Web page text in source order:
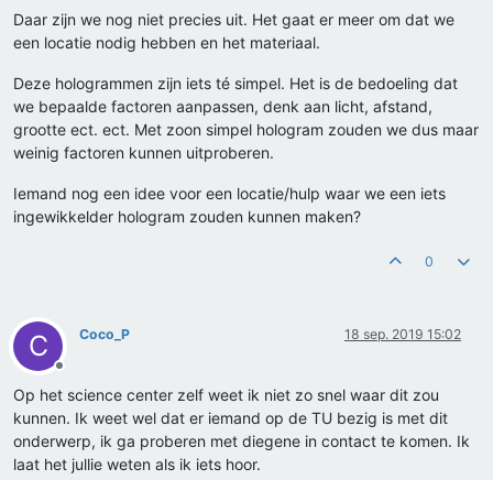
Daar zijn we nog niet precies uit. Het gaat er meer om dat we
een locatie nodig hebben en het materiaal.
Deze hologrammen zijn iets té simpel. Het is de bedoeling dat
we bepaalde factoren aanpassen, denk aan licht, afstand,
grootte ect. ect. Met zoon simpel hologram zouden we dus maar
weinig factoren kunnen uitproberen.
Iemand nog een idee voor een locatie/hulp waar we een iets
ingewikkelder hologram zouden kunnen maken?
0
C
Offline
Coco_P 18 sep. 2019 15:02
Op het science center zelf weet ik niet zo snel waar dit zou
kunnen. Ik weet wel dat er iemand op de TU bezig is met dit
onderwerp, ik ga proberen met diegene in contact te komen. Ik
laat het jullie weten als ik iets hoor.